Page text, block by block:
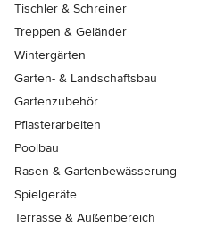
Tischler & Schreiner
Treppen & Geländer
Wintergärten
Garten- & Landschaftsbau
Gartenzubehör
Pflasterarbeiten
Poolbau
Rasen & Gartenbewässerung
Spielgeräte
Terrasse & Außenbereich